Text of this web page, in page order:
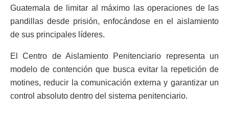
Guatemala de limitar al máximo las operaciones de las
pandillas desde prisión, enfocándose en el aislamiento
de sus principales líderes.
El Centro de Aislamiento Penitenciario representa un
modelo de contención que busca evitar la repetición de
motines, reducir la comunicación externa y garantizar un
control absoluto dentro del sistema penitenciario.